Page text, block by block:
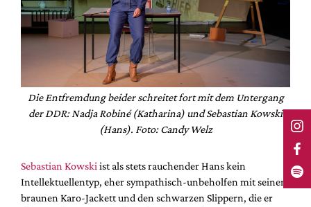
Die Entfremdung beider schreitet fort mit dem Untergang
der DDR: Nadja Robiné (Katharina) und Sebastian Kowski
(Hans). Foto: Candy Welz
Sebastian Kowskiist als stets rauchender Hans kein
Intellektuellentyp, eher sympathisch-unbeholfen mit seinem
braunen Karo-Jackett und den schwarzen Slippern, die er